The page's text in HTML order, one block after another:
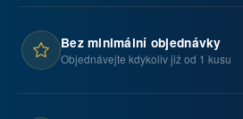
Bez minimální objednávky
Objednávejte kdykoliv již od 1 kusu